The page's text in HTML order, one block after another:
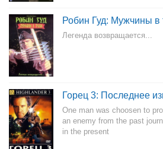
Робин Гуд: Мужчины в
Легенда возвращается...
Горец 3: Последнее
One man was choosen to
an enemy from the past
in the present